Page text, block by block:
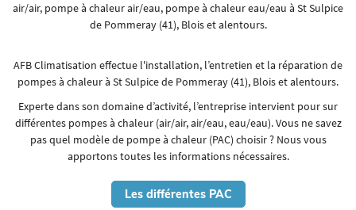
air/air, pompe à chaleur air/eau, pompe à chaleur eau/eau à St Sulpice
de Pommeray (41), Blois et alentours.
AFB Climatisation effectue l'installation, l’entretien et la réparation de
pompes à chaleur à St Sulpice de Pommeray (41), Blois et alentours.
Experte dans son domaine d’activité, l’entreprise intervient pour sur
différentes pompes à chaleur (air/air, air/eau, eau/eau). Vous ne savez
pas quel modèle de pompe à chaleur (PAC) choisir ? Nous vous
apportons toutes les informations nécessaires.
Les différentes PAC
La pompe à chaleur eau/eau présente un certain nombre
d’avantages parmi lesquels on peut notamment citer :
une excellente performance tout au long de l’année
un rendement constant
l’eau souterraine ne gèle jamais et reste à température
constante